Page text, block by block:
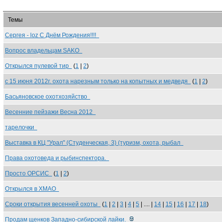
Темы
Сергея - loz С Днём Рождения!!!!
Вопрос владельцам SAKO
Открылся пулевой тир (1 2)
с 15 июня 2012г. охота нарезным только на копытных и медведя (1 2)
Басьяновское охотхозяйство
Весенние пейзажи Весна 2012
тарелочки
Выставка в КЦ "Урал" (Студенческая, 3) (туризм, охота, рыбал
Права охотоведа и рыбинспектора.
Просто ОРСИС (1 2)
Открылся в ХМАО
Сроки открытия весенней охоты (1 2 3 4 5 | .... | 14 15 16 17 18)
Продам щенков Западно-сибирской лайки.